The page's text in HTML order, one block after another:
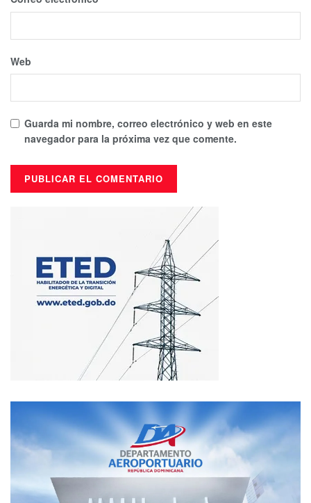
Web
Guarda mi nombre, correo electrónico y web en este
navegador para la próxima vez que comente.